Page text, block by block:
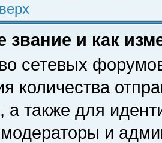
звание и как
сетевых
количества
также для
и